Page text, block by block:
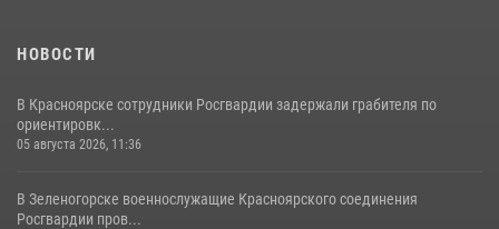
НОВОСТИ
В Красноярске сотрудники Росгвардии задержали грабителя по
ориентировк...
05 августа 2026, 11:36
В Зеленогорске военнослужащие Красноярского соединения
Росгвардии пров...